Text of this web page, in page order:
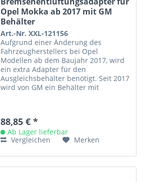
Opel Mokka ab 2017 mit GM
Behälter
Art.-Nr. XXL-121156
Aufgrund einer Änderung des
Fahrzeugherstellers bei Opel
Modellen ab dem Baujahr 2017, wird
ein extra Adapter für den
Ausgleichsbehälter benötigt. Seit 2017
wird von GM ein Behälter mit
88,85 € *
Ab Lager lieferbar
Vergleichen
Merken